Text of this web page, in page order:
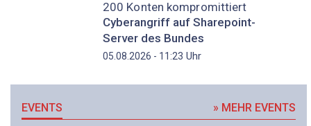
200 Konten kompromittiert
Cyberangriff auf Sharepoint-
Server des Bundes
05.08.2026 - 11:23 Uhr
EVENTS » MEHR EVENTS